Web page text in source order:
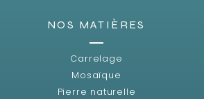
NOS MATIÈRES
Carrelage
Mosaïque
Pierre naturelle